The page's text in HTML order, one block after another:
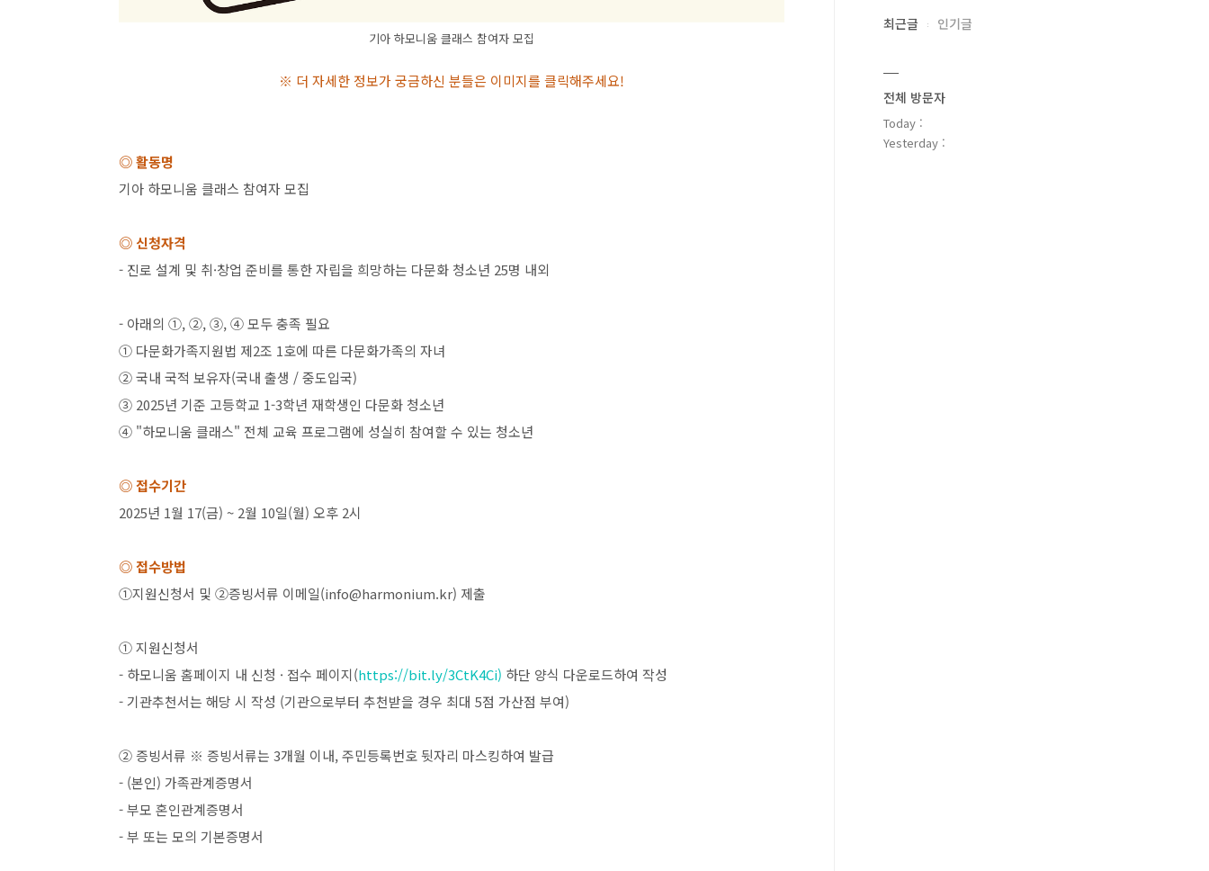
기아 하모니움 클래스 참여자 모집
※ 더 자세한 정보가 궁금하신 분들은 이미지를 클릭해주세요!
◎ 활동명
기아 하모니움 클래스 참여자 모집
◎ 신청자격
- 진로 설계 및 취·창업 준비를 통한 자립을 희망하는 다문화 청소년 25명 내외
- 아래의 ①, ②, ③, ④모두 충족 필요
① 다문화가족지원법 제2조 1호에 따른 다문화가족의 자녀
② 국내 국적 보유자(국내 출생 /중도입국)
③ 2025년 기준 고등학교 1-3학년 재학생인 다문화 청소년
④ "하모니움 클래스" 전체 교육 프로그램에 성실히 참여할 수 있는 청소년
◎ 접수기간
2025년 1월 17(금) ~ 2월 10일(월) 오후 2시
◎ 접수방법
①지원신청서 및 ②증빙서류 이메일(info@harmonium.kr) 제출
① 지원신청서
- 하모니움 홈페이지 내 신청 · 접수 페이지(https://bit.ly/3CtK4Ci) 하단 양식 다운로드하여 작성
-기관추천서는 해당 시 작성 (기관으로부터 추천받을 경우 최대 5점 가산점 부여)
② 증빙서류 ※ 증빙서류는 3개월 이내,주민등록번호 뒷자리 마스킹하여 발급
- (본인) 가족관계증명서
-부모 혼인관계증명서
-부 또는 모의 기본증명서
최근글 인기글
전체 방문자
Today :
Yesterday :